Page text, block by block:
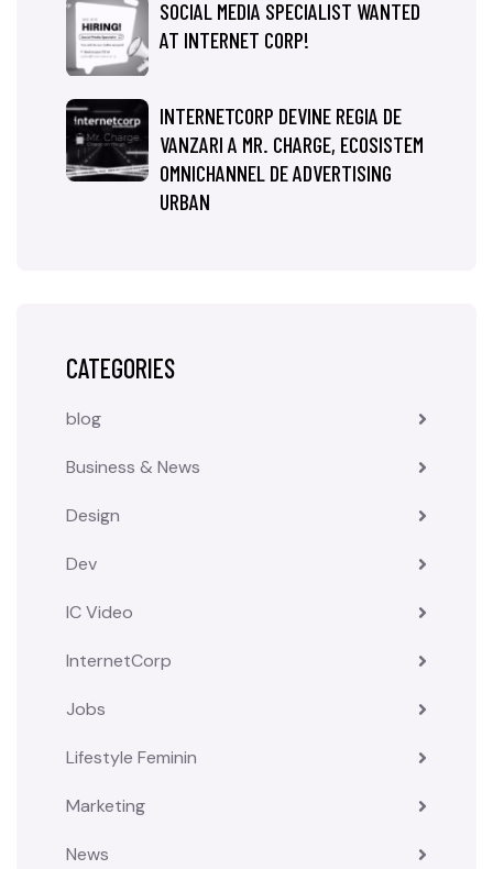
SOCIAL MEDIA SPECIALIST WANTED
AT INTERNET CORP!
INTERNETCORP DEVINE REGIA DE
VANZARI A MR. CHARGE, ECOSISTEM
OMNICHANNEL DE ADVERTISING
URBAN
CATEGORIES
blog
Business & News
Design
Dev
IC Video
InternetCorp
Jobs
Lifestyle Feminin
Marketing
News